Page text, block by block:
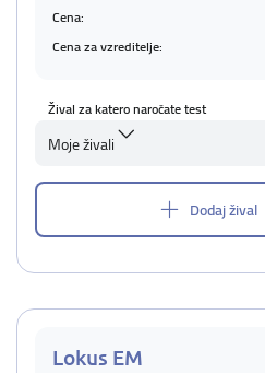
Cena:
Cena za vzreditelje:
Žival za katero naročate test
Moje živali
Dodaj žival
Lokus EM